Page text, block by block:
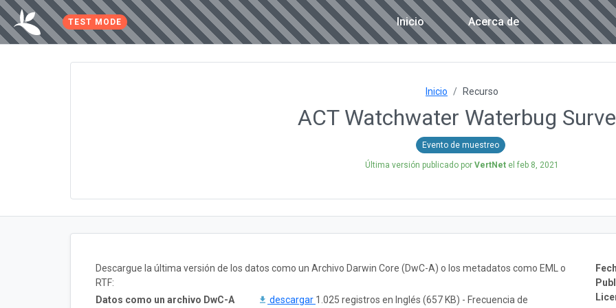
TEST MODE Inicio Acerca de
Inicio Recurso
ACT Watchwater Waterbug
Evento de muestreo
Última versión publicado por VertNet el feb 8, 2021
Descargue la última versión de los datos como un Archivo Darwin Core (DwC-A) o los metadatos como EML o
RTF:
Datos como un archivo DwC-A
descargar 1.025 registros en Inglés (657 KB) - Frecuencia de